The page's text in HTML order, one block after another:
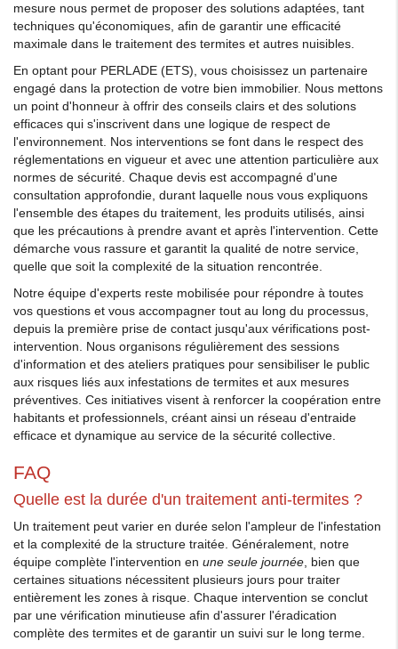
mesure nous permet de proposer des solutions adaptées, tant
techniques qu'économiques, afin de garantir une efficacité
maximale dans le traitement des termites et autres nuisibles.
En optant pour PERLADE (ETS), vous choisissez un partenaire
engagé dans la protection de votre bien immobilier. Nous mettons
un point d'honneur à offrir des conseils clairs et des solutions
efficaces qui s'inscrivent dans une logique de respect de
l'environnement. Nos interventions se font dans le respect des
réglementations en vigueur et avec une attention particulière aux
normes de sécurité. Chaque devis est accompagné d'une
consultation approfondie, durant laquelle nous vous expliquons
l'ensemble des étapes du traitement, les produits utilisés, ainsi
que les précautions à prendre avant et après l'intervention. Cette
démarche vous rassure et garantit la qualité de notre service,
quelle que soit la complexité de la situation rencontrée.
Notre équipe d'experts reste mobilisée pour répondre à toutes
vos questions et vous accompagner tout au long du processus,
depuis la première prise de contact jusqu'aux vérifications post-
intervention. Nous organisons régulièrement des sessions
d'information et des ateliers pratiques pour sensibiliser le public
aux risques liés aux infestations de termites et aux mesures
préventives. Ces initiatives visent à renforcer la coopération entre
habitants et professionnels, créant ainsi un réseau d'entraide
efficace et dynamique au service de la sécurité collective.
FAQ
Quelle est la durée d'un traitement anti-termites ?
Un traitement peut varier en durée selon l'ampleur de l'infestation
et la complexité de la structure traitée. Généralement, notre
équipe complète l'intervention en une seule journée , bien que
certaines situations nécessitent plusieurs jours pour traiter
entièrement les zones à risque. Chaque intervention se conclut
par une vérification minutieuse afin d'assurer l'éradication
complète des termites et de garantir un suivi sur le long terme.